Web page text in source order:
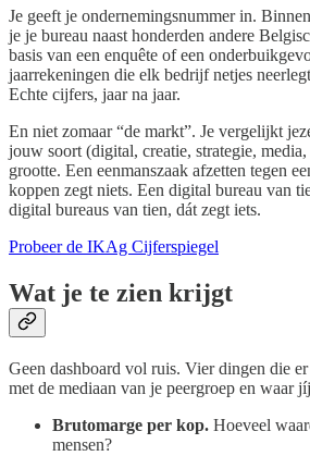
Je geeft je ondernemingsnummer in.
je je bureau naast honderden andere
basis van een enquête of een
jaarrekeningen die elk bedrijf netjes
Echte cijfers, jaar na jaar.
En niet zomaar “de markt”. Je vergelijkt
jouw soort (digital, creatie, strategie,
grootte. Een eenmanszaak afzetten tegen
koppen zegt niets. Een digital bureau van
digital bureaus van tien, dát zegt iets.
Probeer de IKAg Cijferspiegel
Wat je te zien krijgt
Geen dashboard vol ruis. Vier dingen die
met de mediaan van je peergroep en waar
Brutomarge per kop. Hoeveel
mensen?